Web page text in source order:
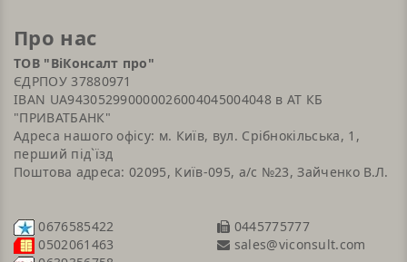
Про нас
ТОВ "ВіКонсалт про"
ЄДРПОУ 37880971
IBAN UA943052990000026004045004048 в АТ КБ
"ПРИВАТБАНК"
Адреса нашого офісу: м. Київ, вул. Срібнокільська, 1,
перший під`їзд
Поштова адреса: 02095, Київ-095, а/с №23, Зайченко В.Л.
0676585422
0502061463
0445775777
sales@viconsult.com